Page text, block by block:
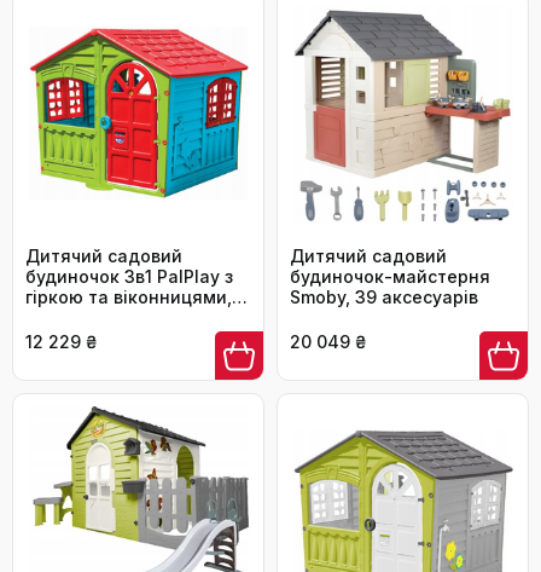
Дитячий садовий
будиночок 3в1 PalPlay з
гіркою та віконницями,
12 229 ₴
Дитячий садовий
будиночок-майстерня
Smoby, 39 аксесуарів
20 049 ₴